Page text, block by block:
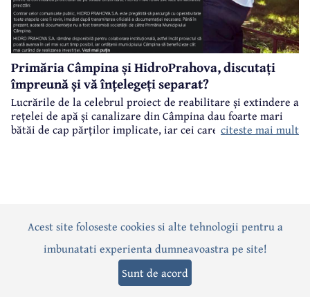
Primăria Câmpina și HidroPrahova, discutați
împreună și vă înțelegeți separat?
Lucrările de la celebrul proiect de reabilitare și extindere a
rețelei de apă și canalizare din Câmpina dau foarte mari
bătăi de cap părților implicate, iar cei care suferă sunt
citeste mai mult
ActualitatePoliticăSocialEvenimentInterviuri
Editorial Sport Anunțuri
Acest site foloseste cookies si alte tehnologii pentru a
imbunatati experienta dumneavoastra pe site!
Sunt de acord